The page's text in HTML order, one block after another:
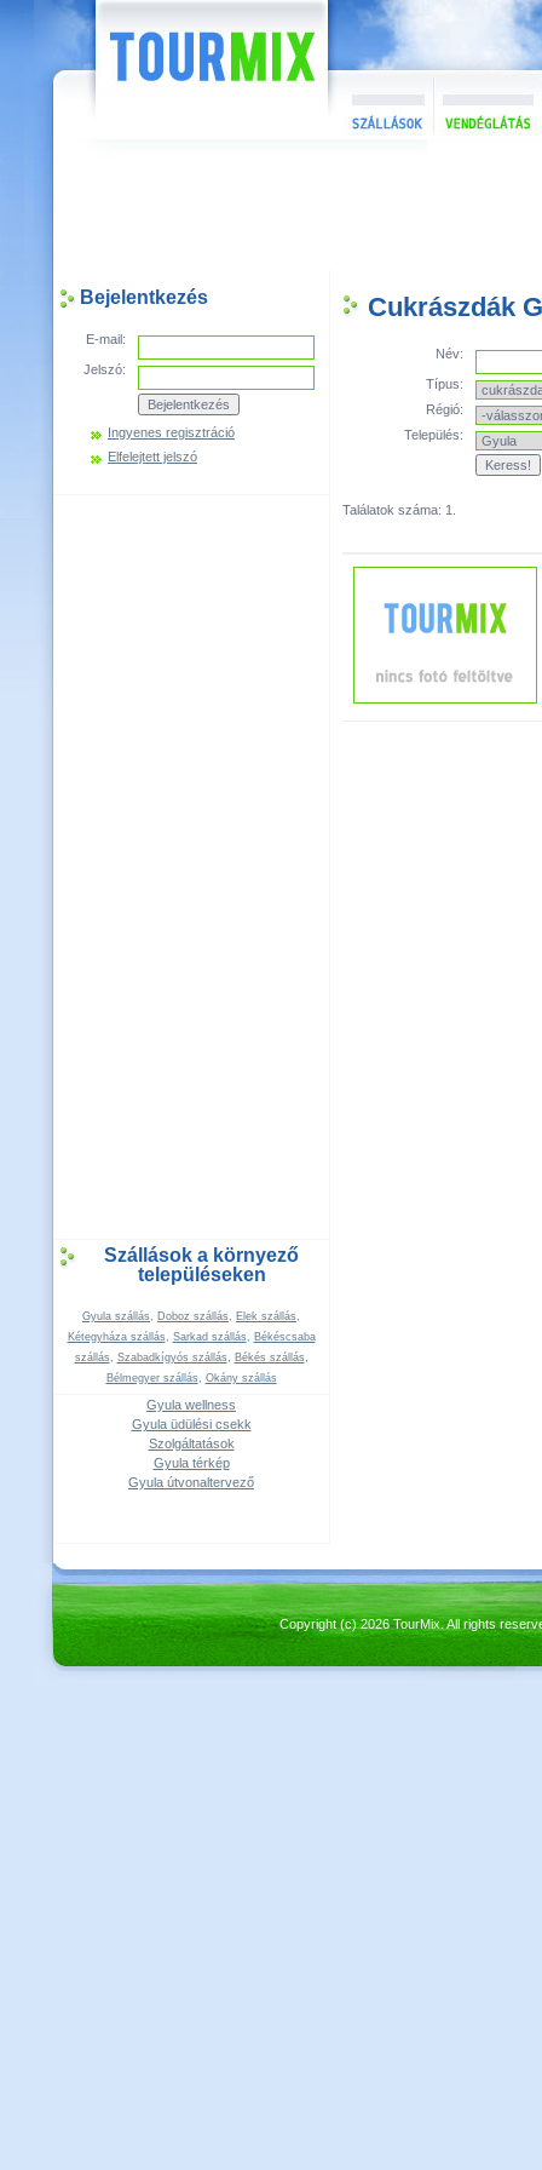
Bejelentkezés
E-mail:
Jelszó:
Ingyenes regisztráció
Elfelejtett jelszó
Szállások a környező
településeken
Gyula szállás, Doboz szállás, Elek szállás,
Kétegyháza szállás, Sarkad szállás, Békéscsaba
szállás, Szabadkígyós szállás, Békés szállás,
Bélmegyer szállás, Okány szállás
Gyula wellness
Gyula üdülési csekk
Szolgáltatások
Gyula térkép
Gyula útvonaltervező
Cukrászdák
Név:
Típus:
Régió:
Település:
Találatok száma: 1.
Copyright (c) 2026 TourMix. All rights